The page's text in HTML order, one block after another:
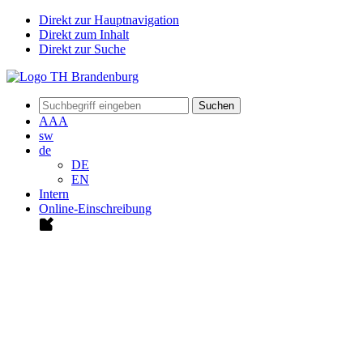
Direkt zur Hauptnavigation
Direkt zum Inhalt
Direkt zur Suche
Suchen
AAA
sw
de
DE
EN
Intern
Online-Einschreibung